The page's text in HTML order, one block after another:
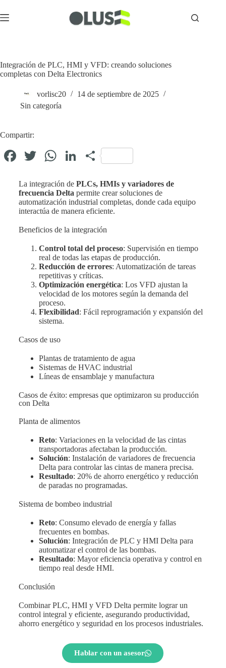
Integración de PLC, HMI y VFD: creando soluciones
completas con Delta Electronics
vorlisc20
14 de septiembre de 2025
Sin categoría
Compartir:
Fa
bo
ok
T
tte
r
W
ts
A
Li
ed
In
C
m
pa
r
La integración de PLCs, HMIs y variadores de
frecuencia Delta permite crear soluciones de
automatización industrial completas, donde cada equipo
interactúa de manera eficiente.
Beneficios de la integración
Control total del proceso: Supervisión en tiempo
real de todas las etapas de producción.
Reducción de errores: Automatización de tareas
repetitivas y críticas.
Optimización energética: Los VFD ajustan la
velocidad de los motores según la demanda del
proceso.
Flexibilidad: Fácil reprogramación y expansión del
sistema.
Casos de uso
Plantas de tratamiento de agua
Sistemas de HVAC industrial
Líneas de ensamblaje y manufactura
Casos de éxito: empresas que optimizaron su producción
con Delta
Planta de alimentos
Reto: Variaciones en la velocidad de las cintas
transportadoras afectaban la producción.
Solución: Instalación de variadores de frecuencia
Delta para controlar las cintas de manera precisa.
Resultado: 20% de ahorro energético y reducción
de paradas no programadas.
Sistema de bombeo industrial
Reto: Consumo elevado de energía y fallas
frecuentes en bombas.
Solución: Integración de PLC y HMI Delta para
automatizar el control de las bombas.
Resultado: Mayor eficiencia operativa y control en
tiempo real desde HMI.
Conclusión
Combinar PLC, HMI y VFD Delta permite lograr un
control integral y eficiente, asegurando productividad,
ahorro energético y seguridad en los procesos industriales.
Hablar con un asesor